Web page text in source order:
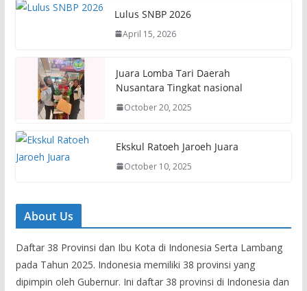
Lulus SNBP 2026
April 15, 2026
Juara Lomba Tari Daerah
Nusantara Tingkat nasional
October 20, 2025
Ekskul Ratoeh Jaroeh Juara
October 10, 2025
About Us
Daftar 38 Provinsi dan Ibu Kota di Indonesia Serta Lambang
pada Tahun 2025. Indonesia memiliki 38 provinsi yang
dipimpin oleh Gubernur. Ini daftar 38 provinsi di Indonesia dan